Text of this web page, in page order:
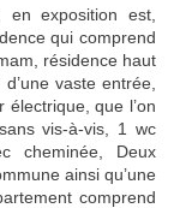
en exposition est,
qui comprend
résidence haut
vaste entrée,
que l’on
vis-à-vis, 1 wc
cheminée, Deux
ainsi qu’une
comprend